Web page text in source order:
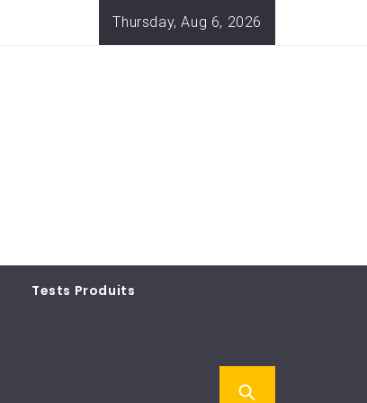
Thursday, Aug 6, 2026
Tests Produits